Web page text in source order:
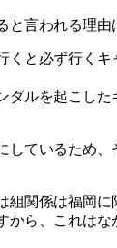
と言われる理由
くと必ず行く
ダルを起こし
しているため
組関係は福岡に
から、これはな